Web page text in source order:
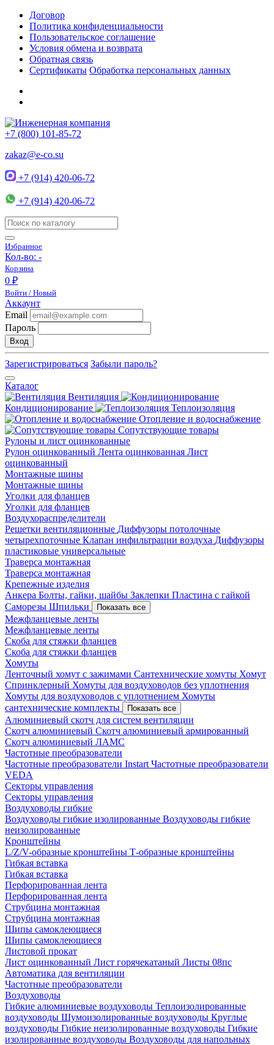
Договор
Политика конфиденциальности
Пользовательское соглашение
Условия обмена и возврата
Обратная связь
Сертификаты Обработка персональных данных
+7 (800) 101-85-72
zakaz@e-co.su
+7 (914) 420-06-72
+7 (914) 420-06-72
Избранное
Кол-во: -
Корзина
0 ₽
Войти / Новый
Аккаунт
Email
Пароль
Вход
Зарегистрироваться Забыли пароль?
Каталог
Вентиляция
Кондиционирование
Теплоизоляция
Отопление и водоснабжение
Сопутствующие товары
Рулоны и лист оцинкованные
Рулон оцинкованный Лента оцинкованная Лист
оцинкованный
Монтажные шины
Монтажные шины
Уголки для фланцев
Уголки для фланцев
Воздухораспределители
Решетки вентиляционные Диффузоры потолочные
четырехпоточные Клапан инфильтрации воздуха Диффузоры
пластиковые универсальные
Траверса монтажная
Траверса монтажная
Крепежные изделия
Анкера Болты, гайки, шайбы Заклепки Пластина с гайкой
Саморезы Шпильки Показать все
Межфланцевые ленты
Межфланцевые ленты
Скоба для стяжки фланцев
Скоба для стяжки фланцев
Хомуты
Ленточный хомут с зажимами Сантехнические хомуты Хомут
Спринклерный Хомуты для воздуховодов без уплотнения
Хомуты для воздуховодов с уплотнением Хомуты
сантехнические комплекты
Показать все
Алюминиевый скотч для систем вентиляции
Скотч алюминиевый Скотч алюминиевый армированный
Скотч алюминиевый ЛАМС
Частотные преобразователи
Частотные преобразователи Instart Частотные преобразователи
VEDA
Секторы управления
Секторы управления
Воздуховоды гибкие
Воздуховоды гибкие изолированные Воздуховоды гибкие
неизолированные
Кронштейны
L/Z/V-образные кронштейны Т-образные кронштейны
Гибкая вставка
Гибкая вставка
Перфорированная лента
Перфорированная лента
Струбцина монтажная
Струбцина монтажная
Шипы самоклеющиеся
Шипы самоклеющиеся
Листовой прокат
Лист оцинкованный Лист горячекатаный Листы 08пс
Автоматика для вентиляции
Частотные преобразователи
Воздуховоды
Гибкие алюминиевые воздуховоды Теплоизолированные
воздуховоды Шумоизолированные воздуховоды Круглые
воздуховоды Гибкие неизолированные воздуховоды Гибкие
изолированные воздуховоды Воздуховоды для напольных